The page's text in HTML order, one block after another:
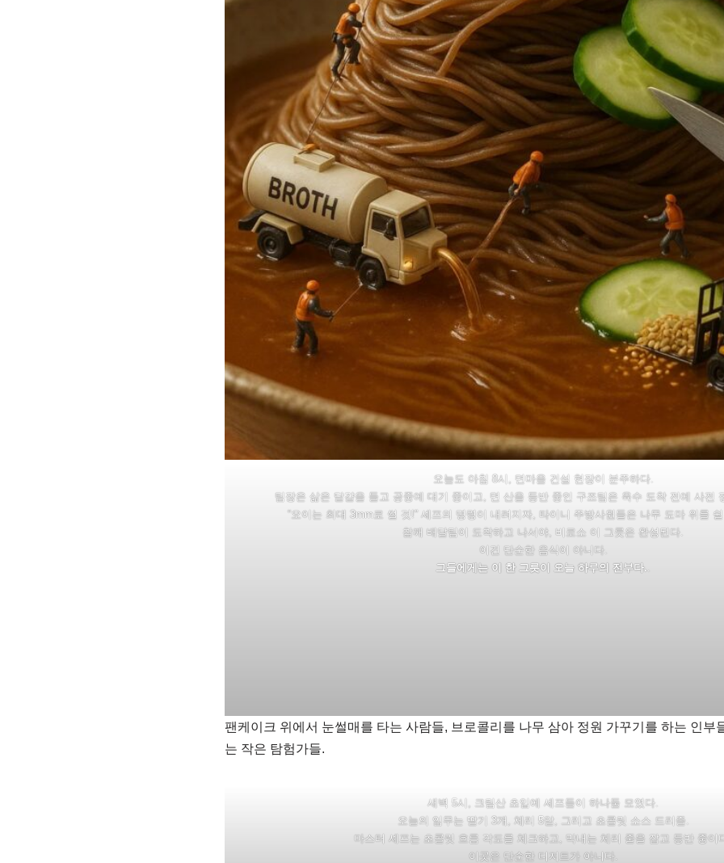
오늘도 아침 8시, 면마을 건설 현장이 분주하다.
팀장은 삶은 달걀을 들고 공중에 대기 중이고, 면 산을 등반 중인 구조팀은 육수 도착 전에 사전
“오이는 최대 3mm로 썰 것!” 셰프의 명령이 내려지자, 타이니 주방사원들은 나무 도마 위를
참깨 배달팀이 도착하고 나서야, 비로소 이 그릇은 완성된다.
이건 단순한 음식이 아니다.
그들에게는 이 한 그릇이 오늘 하루의 전부다. .
팬케이크 위에서 눈썰매를 타는 사람들, 브로콜리를 나무 삼아 정원 가꾸기를 하는 인부
는 작은 탐험가들.
새벽 5시, 크림산 초입에 셰프들이 하나둘 모였다.
오늘의 임무는 딸기 3개, 체리 5알, 그리고 초콜릿 소스 드리즐.
마스터 셰프는 초콜릿 흐름 각도를 체크하고, 막내는 체리 줄을 잡고 등반 중이
이곳은 단순한 디저트가 아니다.